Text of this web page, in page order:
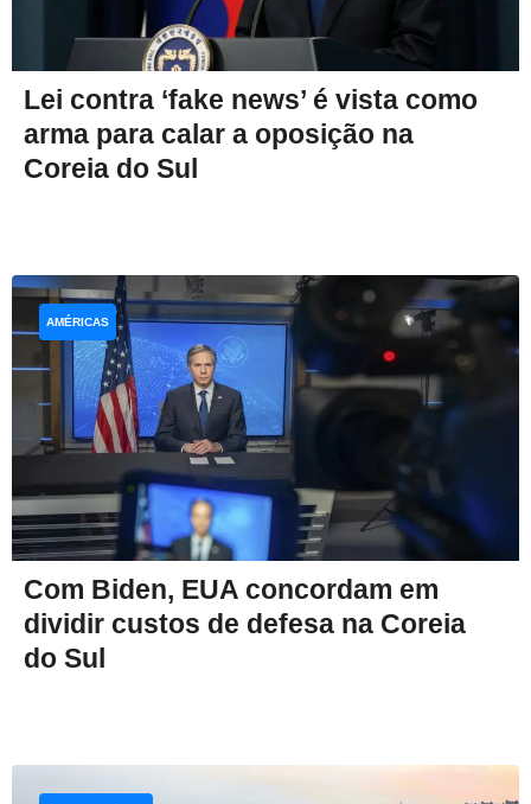
Lei contra ‘fake news’ é vista como
arma para calar a oposição na
Coreia do Sul
Com Biden, EUA concordam em
dividir custos de defesa na Coreia
do Sul
AMÉRICAS